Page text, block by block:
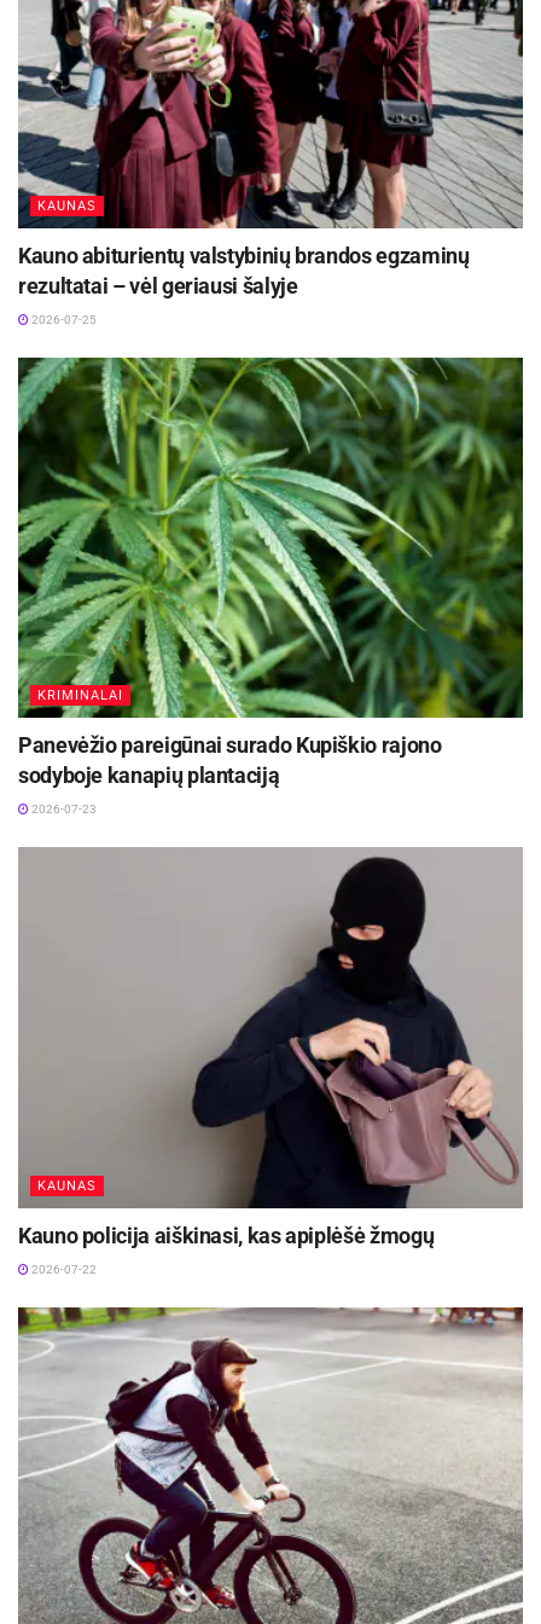
KAUNAS
Kauno abiturientų valstybinių brandos egzaminų
rezultatai – vėl geriausi šalyje
2026-07-25
KRIMINALAI
Panevėžio pareigūnai surado Kupiškio rajono
sodyboje kanapių plantaciją
2026-07-23
KAUNAS
Kauno policija aiškinasi, kas apiplėšė žmogų
2026-07-22